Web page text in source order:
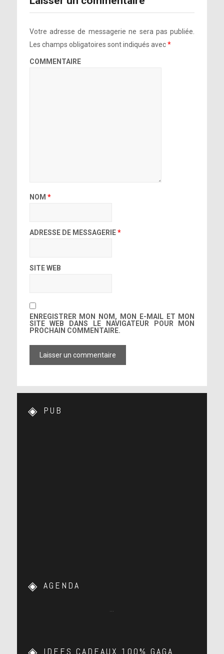
Votre adresse de messagerie ne sera pas publiée.
Les champs obligatoires sont indiqués avec*
COMMENTAIRE
NOM *
ADRESSE DE MESSAGERIE*
SITE WEB
ENREGISTRER MON NOM, MON E-MAIL ET MON
SITE WEB DANS LE NAVIGATEUR POUR MON
PROCHAIN COMMENTAIRE.
PUB
AGENDA
IDEES CADEAUX 100% GAGA